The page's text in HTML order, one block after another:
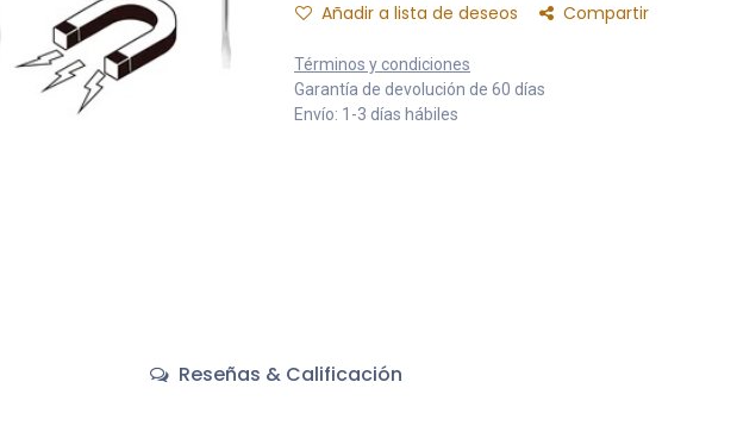
Añadir a lista de deseos Compartir
Términos y condiciones
Garantía de devolución de 60 días
Envío: 1-3 días hábiles
Reseñas & Calificación